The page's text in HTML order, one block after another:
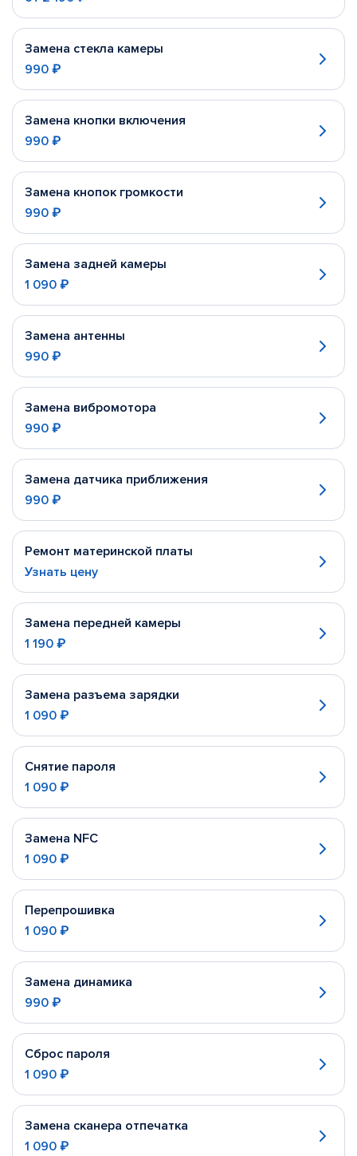
Замена стекла камеры
990 ₽
Замена кнопки включения
990 ₽
Замена кнопок громкости
990 ₽
Замена задней камеры
1 090 ₽
Замена антенны
990 ₽
Замена вибромотора
990 ₽
Замена датчика приближения
990 ₽
Ремонт материнской платы
Узнать цену
Замена передней камеры
1 190 ₽
Замена разъема зарядки
1 090 ₽
Снятие пароля
1 090 ₽
Замена NFC
1 090 ₽
Перепрошивка
1 090 ₽
Замена динамика
990 ₽
Сброс пароля
1 090 ₽
Замена сканера отпечатка
1 090 ₽